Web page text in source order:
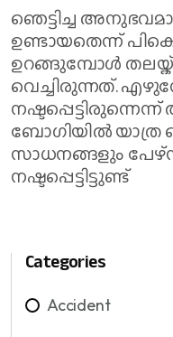
ഞെട്ടിച്ച
ഉണ്ടായതെന്ന്
ഉറങ്ങുമ്പോൾ
വെച്ചിരുന്നത്.
ബോഗിയില്‍ യാത്ര
സാധനങ്ങളും
നഷ്ടപ്പെട്ടിട്ടുണ്ട്
Categories
Accident